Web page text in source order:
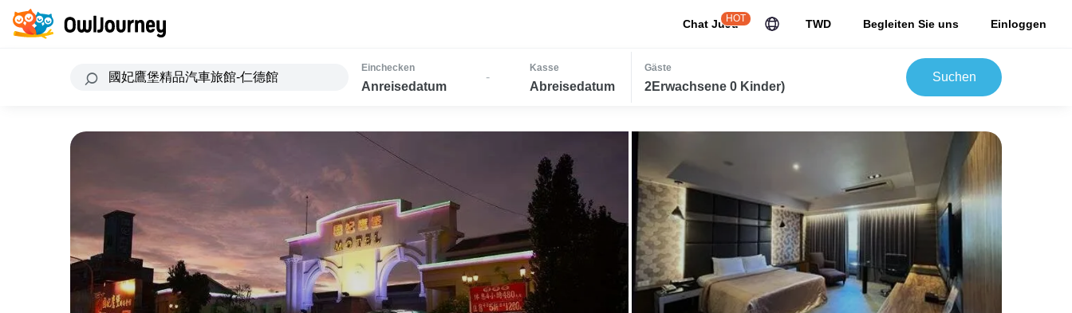
Chat JuJu
HOT TWD Begleiten Sie uns Einloggen
Einchecken
Anreisedatum
-
Kasse
Abreisedatum
Gäste
2Erwachsene 0 Kinder)
Suchen